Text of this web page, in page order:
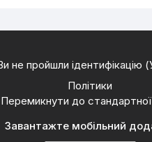
не пройшли ідентифікацію (
Політики
Перемикнути до
Завантажте мобільний